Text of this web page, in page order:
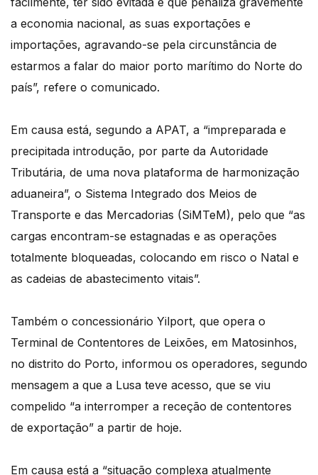
a economia nacional, as suas exportações e
importações, agravando-se pela circunstância de
estarmos a falar do maior porto marítimo do Norte do
país”, refere o comunicado.
Em causa está, segundo a APAT, a “impreparada e
precipitada introdução, por parte da Autoridade
Tributária, de uma nova plataforma de harmonização
aduaneira”, o Sistema Integrado dos Meios de
Transporte e das Mercadorias (SiMTeM), pelo que “as
cargas encontram-se estagnadas e as operações
totalmente bloqueadas, colocando em risco o Natal e
as cadeias de abastecimento vitais”.
Também o concessionário Yilport, que opera o
Terminal de Contentores de Leixões, em Matosinhos,
no distrito do Porto, informou os operadores, segundo
mensagem a que a Lusa teve acesso, que se viu
compelido “a interromper a receção de contentores
de exportação” a partir de hoje.
Em causa está a “situação complexa atualmente